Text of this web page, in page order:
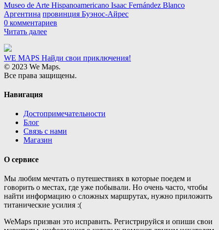
Museo de Arte Hispanoamericano Isaac Fernández Blanco
Аргентина провинция Буэнос-Айрес
0 комментариев
Читать далее
WE MAPS Найди свои приключения!
© 2023 We Maps.
Все права защищены.
Навигация
Достопримечательности
Блог
Связь с нами
Магазин
О сервисе
Мы любим мечтать о путешествиях в которые поедем и
говорить о местах, где уже побывали. Но очень часто, чтобы
найти информацию о сложных маршрутах, нужно приложить
титанические усилия :(
WeMaps призван это исправить. Регистрируйся и опиши свои